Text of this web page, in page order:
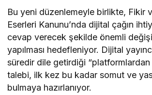
Bu yeni düzenlemeyle birlikte, Fikir
Eserleri Kanunu’nda dijital çağın
cevap verecek şekilde önemli
yapılması hedefleniyor. Dijital
süredir dile getirdiği “platformlardan
talebi, ilk kez bu kadar somut ve
bulmaya hazırlanıyor.